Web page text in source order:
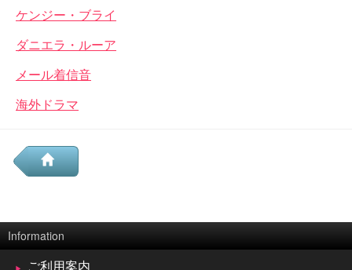
ケンジー・ブライ
ダニエラ・ルーア
メール着信音
海外ドラマ
Information
ご利用案内